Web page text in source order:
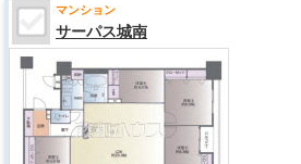
マンション
サーパス城南